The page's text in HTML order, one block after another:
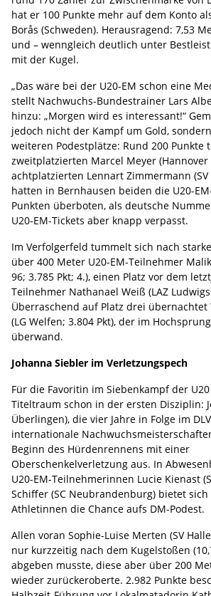
hat er 100 Punkte mehr auf dem Konto
Borås (Schweden). Herausragend: 7,53
und – wenngleich deutlich unter
mit der Kugel.
„Das wäre bei der U20-EM schon eine
stellt Nachwuchs-Bundestrainer Lars
hinzu: „Morgen wird es interessant!“
jedoch nicht der Kampf um Gold,
weiteren Podestplätze: Rund 200 Punkte
zweitplatzierten Marcel Meyer (Hannover
achtplatzierten Lennart Zimmermann (SV
hatten in Bernhausen beiden die U20-
Punkten überboten, als deutsche
U20-EM-Tickets aber knapp verpasst.
Im Verfolgerfeld tummelt sich nach
über 400 Meter U20-EM-Teilnehmer
96; 3.785 Pkt; 4.), einen Platz vor dem
Teilnehmer Nathanael Weiß (LAZ
Überraschend auf Platz drei übernachtet
(LG Welfen; 3.804 Pkt), der im
überwand.
Johanna Siebler im Verletzungspech
Für die Favoritin im Siebenkampf der
Titeltraum schon in der ersten Disziplin:
Überlingen), die vier Jahre in Folge im
internationale
Beginn des Hürdenrennens mit einer
Oberschenkelverletzung aus. In
U20-EM-Teilnehmerinnen Lucie Kienast
Schiffer (SC Neubrandenburg) bietet
Athletinnen die Chance aufs DM-Podest.
Allen voran Sophie-Luise Merten (SV
nur kurzzeitig nach dem Kugelstoßen
abgeben musste, diese aber über 200
wieder zurückeroberte. 2.982 Punkte